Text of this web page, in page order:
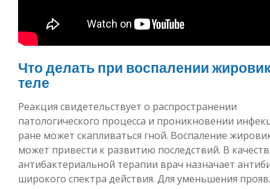
Что делать при воспалении
теле
Реакция свидетельствует о распространении
патологического процесса и проникновении
ране может скапливаться гной. Воспаление
может привести к развитию последствий. В
антибактериальной терапии врач назначает
широкого спектра действия. Для уменьшения